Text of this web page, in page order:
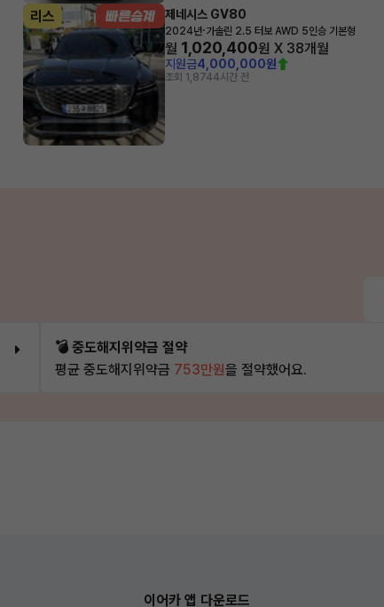
리스 제네시스 GV80
2024년·가솔린 2.5 터보 AWD 5인승 기본형
월 1,020,400원 X 38개월
지원금4,000,000원
조회 1,8744시간 전
💣 중도해지위약금 절약
평균 중도해지위약금 753만원을 절약했어요.
이어카 앱 다운로드